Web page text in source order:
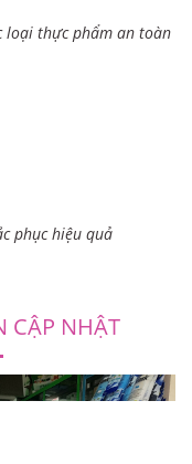
loại thực phẩm an toàn
phục hiệu quả
CẬP NHẬT